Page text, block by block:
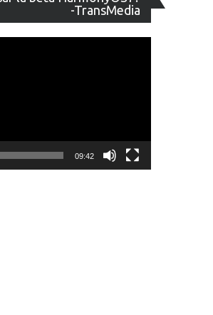
-TransMedia
de
vídeo
09:42